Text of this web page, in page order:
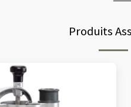
Produits